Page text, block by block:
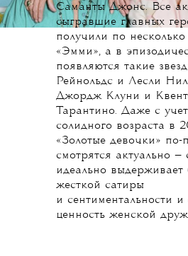
Саманты Джонс. Все
сыгравшие главных
получили по
«Эмми», а в
появляются такие
Рейнольдс и Лесли
Джордж Клуни и
Тарантино. Даже с
солидного возраста в
«Золотые девочки» по-
смотрятся актуально —
идеально выдерживает
жесткой сатиры
и сентиментальности и
ценность женской